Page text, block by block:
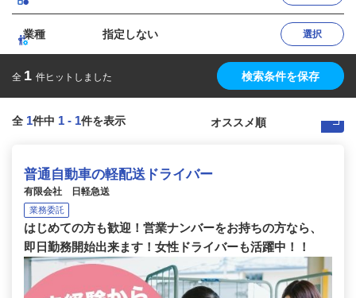
業種 指定しない 選択
全 1 件ヒットしました 検索条件を保存
全 1件中 1 - 1件を表示
普通自動車の軽配送ドライバー
有限会社 日軽急送
業務委託
はじめての方も歓迎！営業ナンバーをお持ちの方なら、
即日勤務開始出来ます！女性ドライバーも活躍中！！